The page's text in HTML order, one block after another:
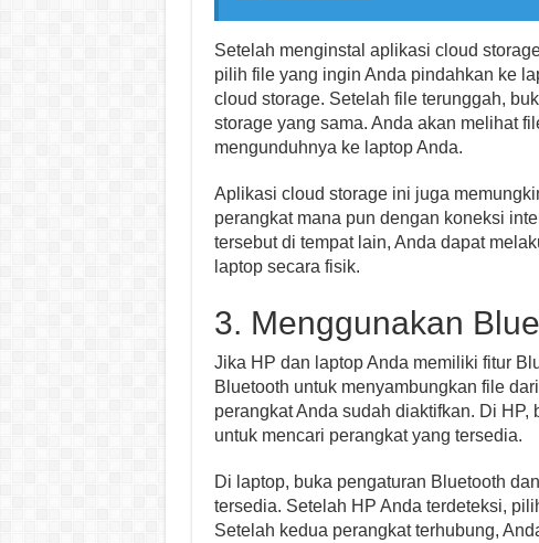
Setelah menginstal aplikasi cloud
pilih file yang ingin Anda pindahkan ke
cloud storage. Setelah file terunggah,
storage yang sama. Anda akan melihat
mengunduhnya ke laptop Anda.
Aplikasi cloud storage ini juga
perangkat mana pun dengan koneksi
tersebut di tempat lain, Anda dapat
laptop secara fisik.
3. Menggunakan
Jika HP dan laptop Anda memiliki fitur
Bluetooth untuk menyambungkan file
perangkat Anda sudah diaktifkan. Di
untuk mencari perangkat yang tersedia.
Di laptop, buka pengaturan Bluetooth
tersedia. Setelah HP Anda terdeteksi,
Setelah kedua perangkat terhubung,